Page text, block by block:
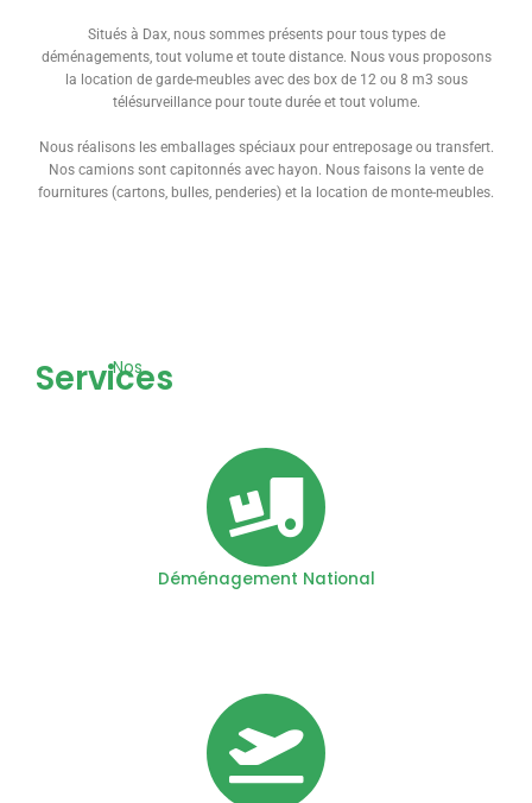
Situés à Dax, nous sommes présents pour tous types de
déménagements, tout volume et toute distance. Nous vous proposons
la location de garde-meubles avec des box de 12 ou 8 m3 sous
télésurveillance pour toute durée et tout volume.
Nous réalisons les emballages spéciaux pour entreposage ou transfert.
Nos camions sont capitonnés avec hayon. Nous faisons la vente de
fournitures (cartons, bulles, penderies) et la location de monte-meubles.
Nos
Services
Déménagement National